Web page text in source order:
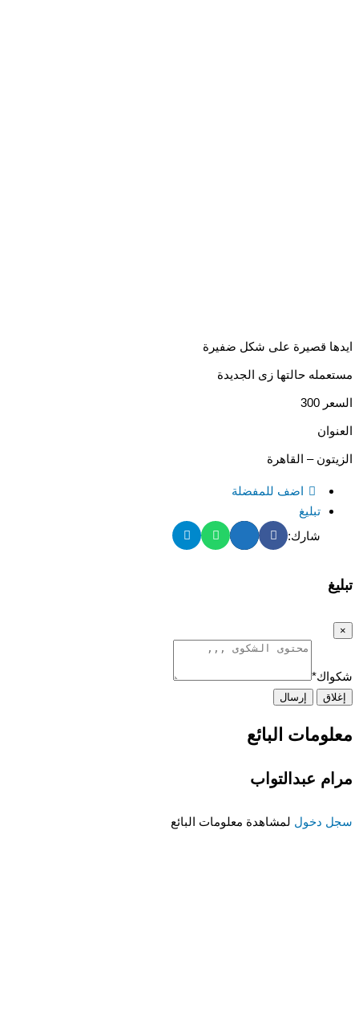
ايدها قصيرة على شكل ضفيرة
مستعمله حالتها زى الجديدة
السعر 300
العنوان
الزيتون – القاهرة
اضف للمفضلة
تبليغ
شارك:
تبليغ
×
شكواك*
إغلاق إرسال
معلومات البائع
مرام عبدالتواب
سجل دخول لمشاهدة معلومات البائع